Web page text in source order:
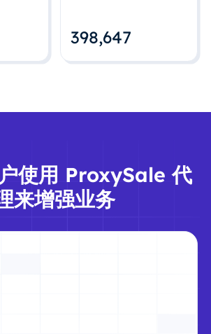
398,648
使用 ProxySale 代
来增强业务